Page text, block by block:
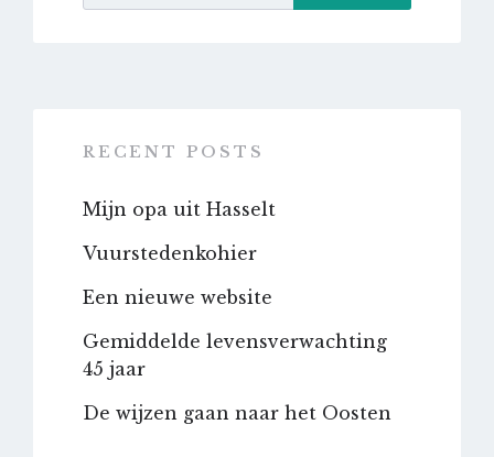
RECENT POSTS
Mijn opa uit Hasselt
Vuurstedenkohier
Een nieuwe website
Gemiddelde levensverwachting
45 jaar
De wijzen gaan naar het Oosten